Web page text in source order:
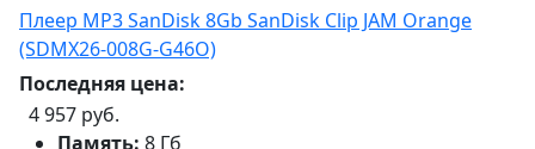
Плеер MP3 SanDisk 8Gb SanDisk Clip JAM Orange
(SDMX26-008G-G46O)
Последняя цена:
4 957 руб.
Память: 8 Гб